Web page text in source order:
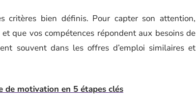
critères bien définis. Pour capter son attention,
que vos compétences répondent aux besoins de
souvent dans les offres d’emploi similaires et
de motivation en 5 étapes clés